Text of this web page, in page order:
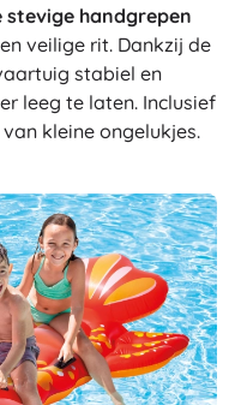
stevige handgrepen
veilige rit. Dankzij de
stabiel en
leeg te laten. Inclusief
kleine ongelukjes.